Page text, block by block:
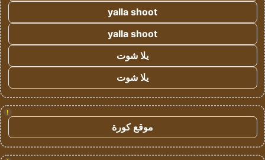
yalla shoot
yalla shoot
يلا شوت
يلا شوت
!
موقع كورة